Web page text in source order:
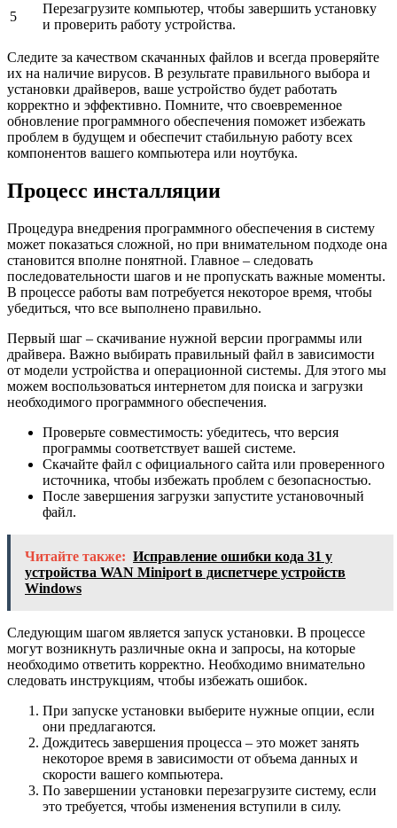
5
Перезагрузите компьютер, чтобы завершить установку
и проверить работу устройства.
Следите за качеством скачанных файлов и всегда проверяйте
их на наличие вирусов. В результате правильного выбора и
установки драйверов, ваше устройство будет работать
корректно и эффективно. Помните, что своевременное
обновление программного обеспечения поможет избежать
проблем в будущем и обеспечит стабильную работу всех
компонентов вашего компьютера или ноутбука.
Процесс инсталляции
Процедура внедрения программного обеспечения в систему
может показаться сложной, но при внимательном подходе она
становится вполне понятной. Главное – следовать
последовательности шагов и не пропускать важные моменты.
В процессе работы вам потребуется некоторое время, чтобы
убедиться, что все выполнено правильно.
Первый шаг – скачивание нужной версии программы или
драйвера. Важно выбирать правильный файл в зависимости
от модели устройства и операционной системы. Для этого мы
можем воспользоваться интернетом для поиска и загрузки
необходимого программного обеспечения.
Проверьте совместимость: убедитесь, что версия
программы соответствует вашей системе.
Скачайте файл с официального сайта или проверенного
источника, чтобы избежать проблем с безопасностью.
После завершения загрузки запустите установочный
файл.
Читайте также: Исправление ошибки кода 31 у
устройства WAN Miniport в диспетчере устройств
Windows
Следующим шагом является запуск установки. В процессе
могут возникнуть различные окна и запросы, на которые
необходимо ответить корректно. Необходимо внимательно
следовать инструкциям, чтобы избежать ошибок.
При запуске установки выберите нужные опции, если
они предлагаются.
Дождитесь завершения процесса – это может занять
некоторое время в зависимости от объема данных и
скорости вашего компьютера.
По завершении установки перезагрузите систему, если
это требуется, чтобы изменения вступили в силу.